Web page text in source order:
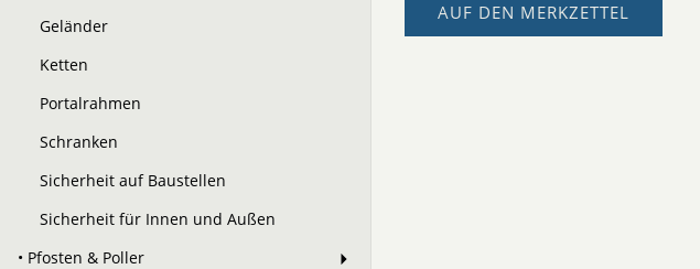
Geländer
Ketten
Portalrahmen
Schranken
Sicherheit auf Baustellen
Sicherheit für Innen und Außen
• Pfosten & Poller
AUF DEN MERKZETTEL